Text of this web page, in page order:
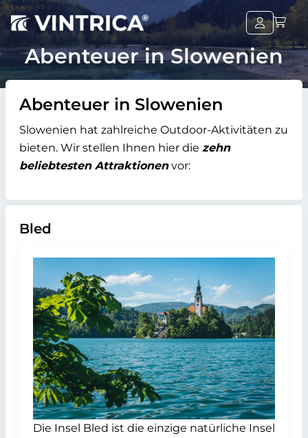
Abenteuer in Slowenien
Abenteuer in Slowenien
Slowenien hat zahlreiche Outdoor-Aktivitäten zu
bieten. Wir stellen Ihnen hier die zehn
beliebtesten Attraktionenvor:
Bled
Die Insel Bled ist die einzige natürliche Insel